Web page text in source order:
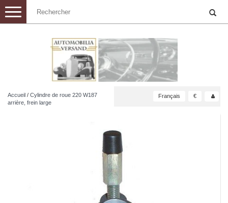
Toggle
navigation
Accueil / Cylindre de roue 220 W187
arrière, frein large
Français €